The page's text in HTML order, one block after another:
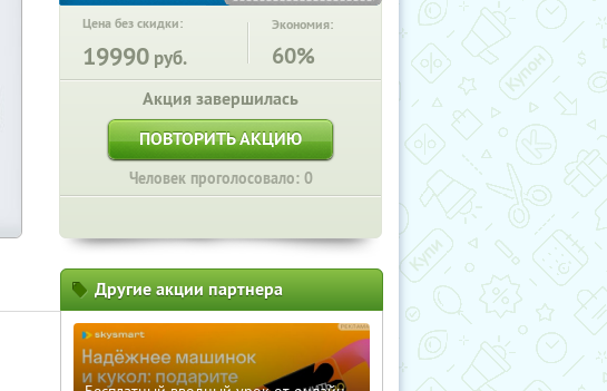
Цена без скидки:
19990 руб.
Экономия:
60%
Акция завершилась
ПОВТОРИТЬ АКЦИЮ
Человек проголосовало: 0
Другие акции партнера